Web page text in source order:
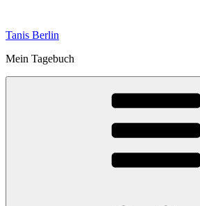
springen
Tanis Berlin
Mein Tagebuch